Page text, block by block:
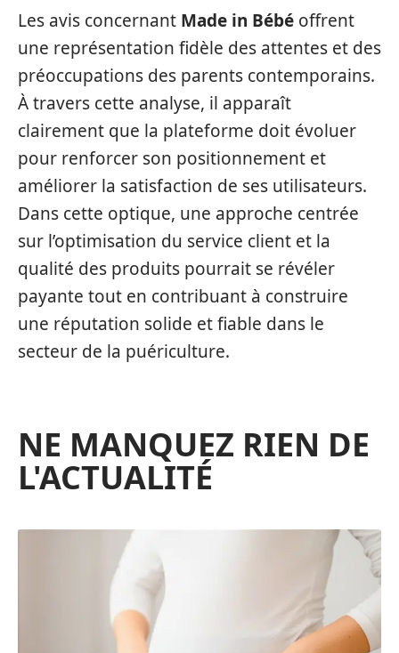
Les avis concernant Made in Bébé offrent
une représentation fidèle des attentes et des
préoccupations des parents contemporains.
À travers cette analyse, il apparaît
clairement que la plateforme doit évoluer
pour renforcer son positionnement et
améliorer la satisfaction de ses utilisateurs.
Dans cette optique, une approche centrée
sur l’optimisation du service client et la
qualité des produits pourrait se révéler
payante tout en contribuant à construire
une réputation solide et fiable dans le
secteur de la puériculture.
NE MANQUEZ RIEN DE
L'ACTUALITÉ